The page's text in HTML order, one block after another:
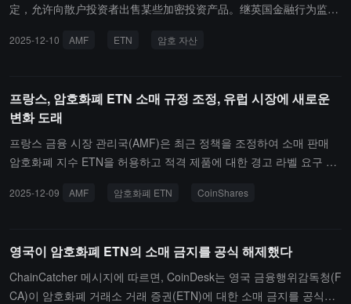
定，允许向散户投资者出售某些加密投资产品。继英国金融行为监管
紧随其后。自 2025 年 10 月实施禁令以来，法国 AMF 此次调整规
质，如比特币、以太坊及其他符合市值、平均交易量及交易平台受监
管程度等要求的加密资产。其计划于 2027 年上半年对这一政策变化
进行审查。
2025-12-10 AMF ETN 암호 자산
프랑스, 암호화폐 ETN 소매 규정 조정, 유럽 시장에 새로운
변화 도래
프랑스 금융 시장 관리국(AMF)은 최근 정책을 조정하여 소매 판매
암호화폐 지수 ETN을 허용하고 적격 제품에 대한 경고 라벨 요구 사
금지를 해제하고 북유럽 은행 Nordea가 12월에 비트코인 ETP를 제
모 점유율을 차지하고 있으며, 실제 플랫폼은 올해 초부터 현재까지
10억 달러의 순유입 자금을 기록했습니다. 유럽 암호화폐 ETN 시장
은 올해 25억 유로의 자금 유입을 기록했으며, 이러한 규제 조정은 잠
2025-12-09 AMF 암호화폐 ETN CoinShares
영국이 암호화폐 ETN의 소매 금지를 공식 해제했다
ChainCatcher 메시지에 따르면, CoinDesk는 영국 금융행위감독청(F
CA)이 암호화폐 거래소 거래 증권(ETN)에 대한 소매 금지를 공식적